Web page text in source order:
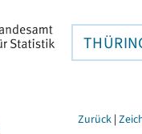
Zurück |